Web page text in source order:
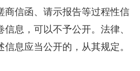
商信函、请示报告等过程性信
息，可以不予公开。法律、
息应当公开的，从其规定。